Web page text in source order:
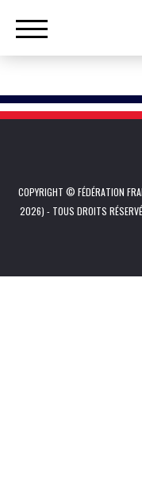
COPYRIGHT © FÉDÉRATION
2026) - TOUS DROITS